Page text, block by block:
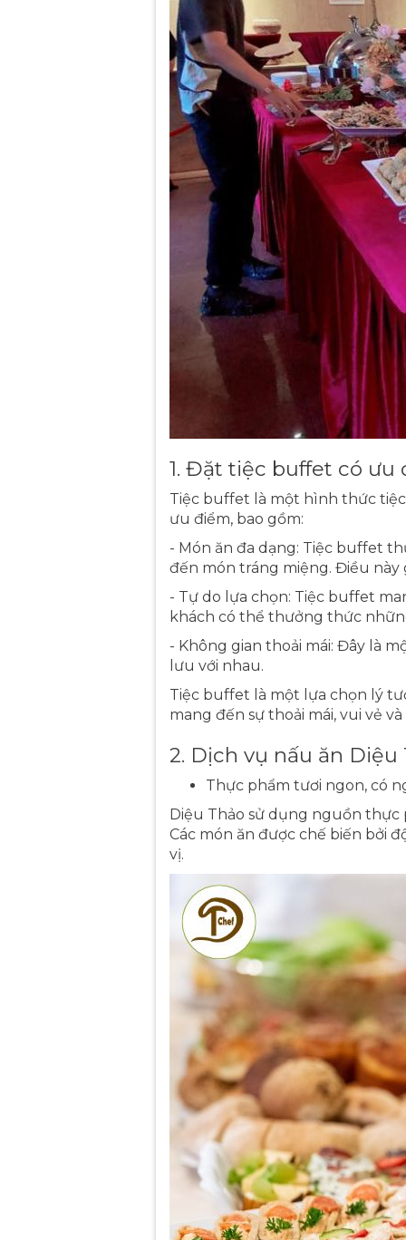
1. Đặt tiệc buffet có ưu
Tiệc buffet là một hình thức
ưu điểm, bao gồm:
- Món ăn đa dạng: Tiệc buffet
đến món tráng miệng. Điều
- Tự do lựa chọn: Tiệc buffet
khách có thể thưởng thức
- Không gian thoải mái: Đây là
lưu với nhau.
Tiệc buffet là một lựa chọn lý
mang đến sự thoải mái, vui vẻ
2. Dịch vụ nấu ăn
Thực phẩm tươi ngon, có
Diệu Thảo sử dụng nguồn
Các món ăn được chế biến bởi
vị.